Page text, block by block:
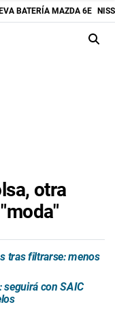
BATERÍA MAZDA 6E
otra
tras filtrarse: menos
seguirá con SAIC